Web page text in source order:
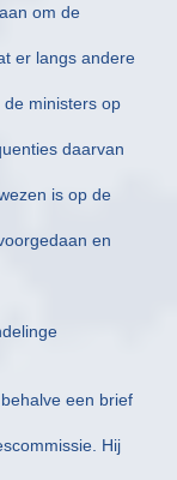
om de
er langs andere
ministers op
daarvan
is op de
en
een brief
Hij